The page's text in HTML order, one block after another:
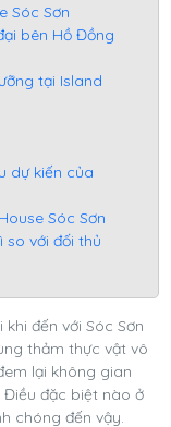
Sóc Sơn
bên Hồ Đồng
tại Island
dự kiến của
Sóc Sơn
so với đối thủ
đến với Sóc Sơn
thảm thực vật vô
lại không gian
đặc biệt nào ở
chóng đến vậy.